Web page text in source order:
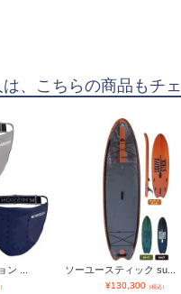
、こちらの商品もチ
ン ... ソーユースティック su...
¥130,300（税込）